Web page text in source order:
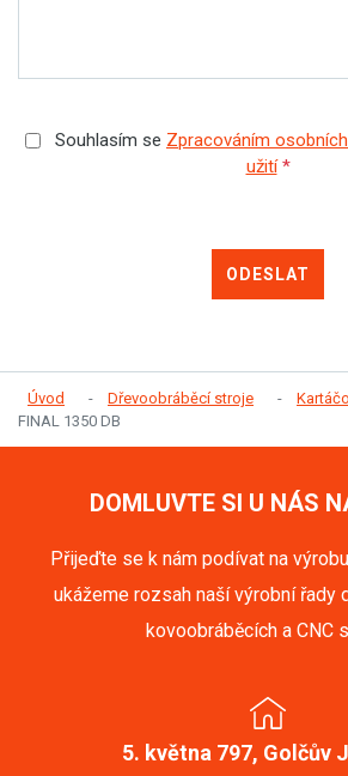
Souhlasím se Zpracováním
užití *
ODESLAT
Úvod Dřevoobráběcí stroje
FINAL 1350 DB
DOMLUVTE SI U NÁS
Přijeďte se k nám podívat na
ukážeme rozsah naší výrobní řady
kovoobráběcích a CNC
5. května 797, Golčův